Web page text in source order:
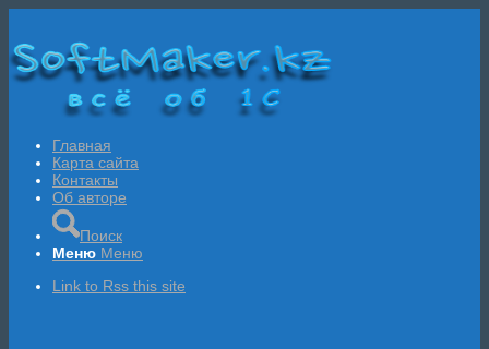
Главная
Карта сайта
Контакты
Об авторе
Поиск
Меню Меню
Link to Rss this site